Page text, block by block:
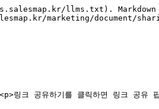
llms.txt). Markdown
marketing/document/
공유하기를 클릭하면 링크 공유